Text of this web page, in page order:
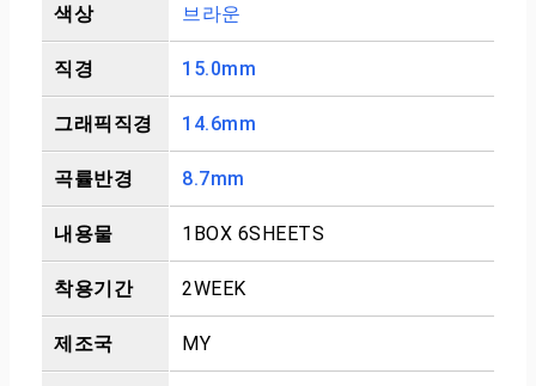
색상 브라운
직경 15.0mm
그래픽직경 14.6mm
곡률반경 8.7mm
내용물 1BOX 6SHEETS
착용기간 2WEEK
제조국 MY